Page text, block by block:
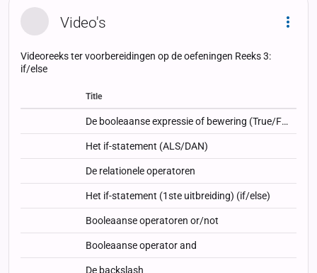
Video's
Videoreeks ter voorbereidingen op de oefeningen Reeks 3:
if/else
StatusStatus Type
Title
De booleaanse expressie of bewering (True/False)
Het if-statement (ALS/DAN)
De relationele operatoren
Het if-statement (1ste uitbreiding) (if/else)
Booleaanse operatoren or/not
Booleaanse operator and
De backslash